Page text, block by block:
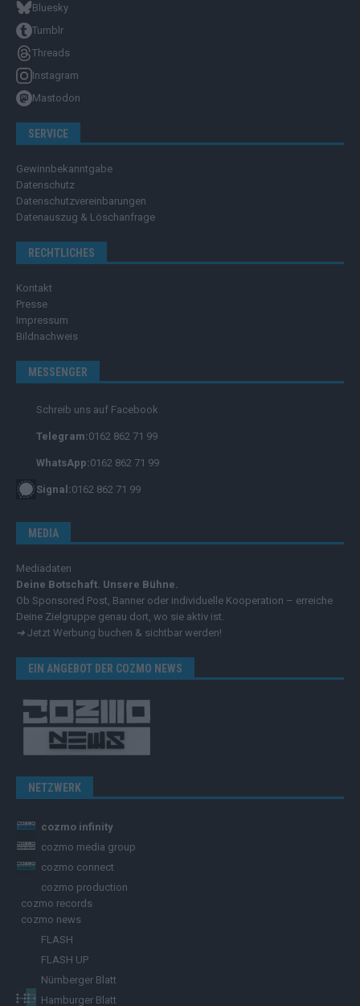
Bluesky
Tumblr
Threads
Instagram
Mastodon
SERVICE
Gewinnbekanntgabe
Datenschutz
Datenschutzvereinbarungen
Datenauszug & Löschanfrage
RECHTLICHES
Kontakt
Presse
Impressum
Bildnachweis
MESSENGER
Schreib uns auf Facebook
Telegram:0162 862 71 99
WhatsApp:0162 862 71 99
Signal:0162 862 71 99
MEDIA
Mediadaten
Deine Botschaft. Unsere Bühne.
Ob Sponsored Post, Banner oder individuelle Kooperation – erreiche
Deine Zielgruppe genau dort, wo sie aktiv ist.
➔ Jetzt Werbung buchen & sichtbar werden!
EIN ANGEBOT DER COZMO NEWS
NETZWERK
cozmo infinity
cozmo media group
cozmo connect
cozmo production
cozmo records
cozmo news
FLASH
FLASH UP
Nürnberger Blatt
Hamburger Blatt